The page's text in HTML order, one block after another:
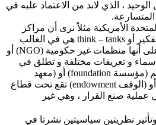
، الذي لابد من الاعتماد عليه في
الأمريكية مثلاً نری أن مراكز
الأبحاث أو مايسمی ببنوك التفكير أو think – tanks هي في الغالب
مٶسسات تعلن عن نفسها علی أنها منظمات غير حكومية (NGO) أو
و تعريفات مختلفة و تطلق في
بعض الأحيان على نفسها اسم (مؤسسة foundation) أو (معهد
institute) أو (الصندوق fund) أو (الوقف endowment) تقع تحت قطاع
عملية صنع القرار ، وهي غير
نظریتين سياسيتين نشرتا في